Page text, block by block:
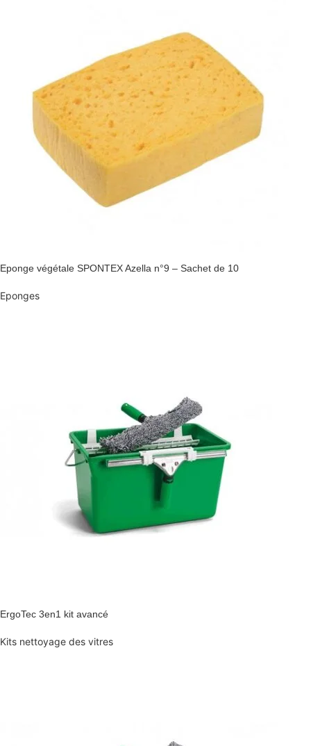
Eponge végétale SPONTEX Azella n°9 – Sachet de 10
Eponges
ErgoTec 3en1 kit avancé
Kits nettoyage des vitres